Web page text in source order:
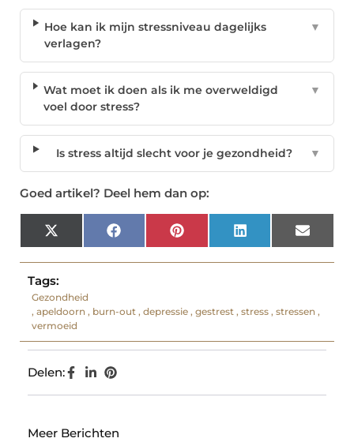
Hoe kan ik mijn stressniveau dagelijks
verlagen?
▼
Wat moet ik doen als ik me overweldigd
voel door stress?
▼
Is stress altijd slecht voor je gezondheid? ▼
Goed artikel? Deel hem dan op:
X
(Twitter)
Facebook Pinterest LinkedIn Email
Tags:
Gezondheid
, apeldoorn , burn-out , depressie , gestrest , stress , stressen ,
vermoeid
Delen:
Meer Berichten